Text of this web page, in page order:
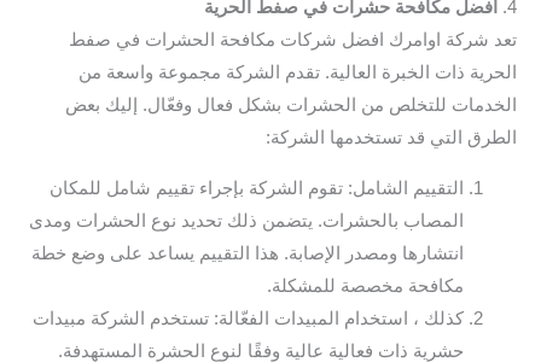
4.
افضل مكافحة حشرات في صفط الحرية
تعد شركة اوامرك افضل شركات مكافحة الحشرات في صفط
الحرية ذات الخبرة العالية. تقدم الشركة مجموعة واسعة من
الخدمات للتخلص من الحشرات بشكل فعال وفعّال. إليك بعض
الطرق التي قد تستخدمها الشركة:
التقييم الشامل: تقوم الشركة بإجراء تقييم شامل للمكان
المصاب بالحشرات. يتضمن ذلك تحديد نوع الحشرات ومدى
انتشارها ومصدر الإصابة. هذا التقييم يساعد على وضع خطة
مكافحة مخصصة للمشكلة.
كذلك ، استخدام المبيدات الفعّالة: تستخدم الشركة مبيدات
حشرية ذات فعالية عالية وفقًا لنوع الحشرة المستهدفة.